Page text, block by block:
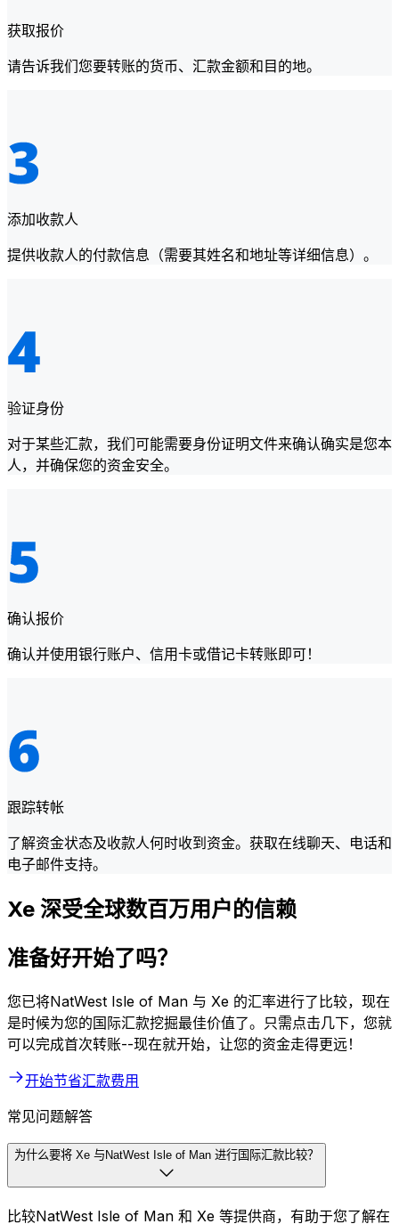
获取报价
请告诉我们您要转账的货币、汇款金额和目的地。
添加收款人
提供收款人的付款信息（需要其姓名和地址等详细信息）。
验证身份
对于某些汇款，我们可能需要身份证明文件来确认确实是您本
人，并确保您的资金安全。
确认报价
确认并使用银行账户、信用卡或借记卡转账即可！
跟踪转帐
了解资金状态及收款人何时收到资金。获取在线聊天、电话和
电子邮件支持。
Xe 深受全球数百万用户的信赖
准备好开始了吗？
您已将NatWest Isle of Man 与 Xe 的汇率进行了比较，现在
是时候为您的国际汇款挖掘最佳价值了。只需点击几下，您就
可以完成首次转账--现在就开始，让您的资金走得更远！
开始节省汇款费用
常见问题解答
为什么要将 Xe 与NatWest Isle of Man 进行国际汇款比较？
比较NatWest Isle of Man 和 Xe 等提供商，有助于您了解在